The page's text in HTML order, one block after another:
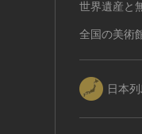
世界遺産と
全国の美術
日本